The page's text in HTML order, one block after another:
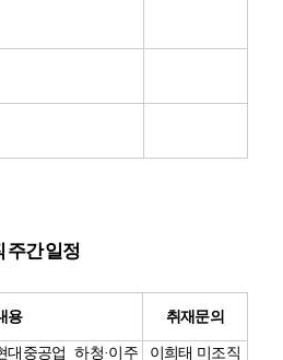
주간 일정
용 취재문의
대중공업 하청·이주
이희태 미조직